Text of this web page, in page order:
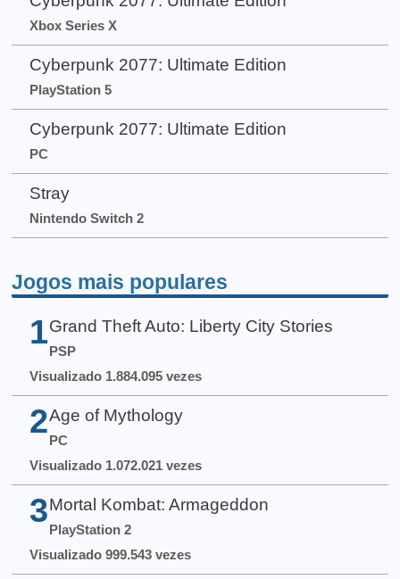
Xbox Series X
Cyberpunk 2077: Ultimate Edition
PlayStation 5
Cyberpunk 2077: Ultimate Edition
PC
Stray
Nintendo Switch 2
Jogos mais populares
1 Grand Theft Auto: Liberty City Stories
PSP
Visualizado 1.884.095 vezes
2 Age of Mythology
PC
Visualizado 1.072.021 vezes
3 Mortal Kombat: Armageddon
PlayStation 2
Visualizado 999.543 vezes